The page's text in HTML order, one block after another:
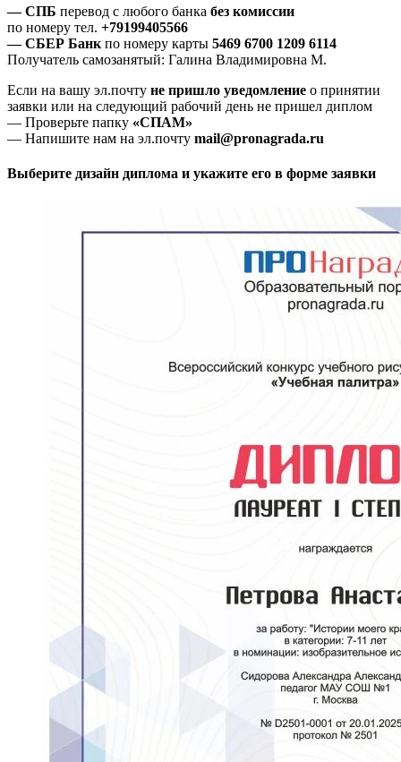
— СПБ перевод с любого банка без комиссии
по номеру тел. +79199405566
— СБЕР Банк по номеру карты 5469 6700 1209 6114
Получатель самозанятый: Галина Владимировна М.
Если на вашу эл.почту не пришло уведомление о принятии
заявки или на следующий рабочий день не пришел диплом
— Проверьте папку «СПАМ»
— Напишите нам на эл.почту mail@pronagrada.ru
Выберите дизайн диплома и укажите его в форме заявки